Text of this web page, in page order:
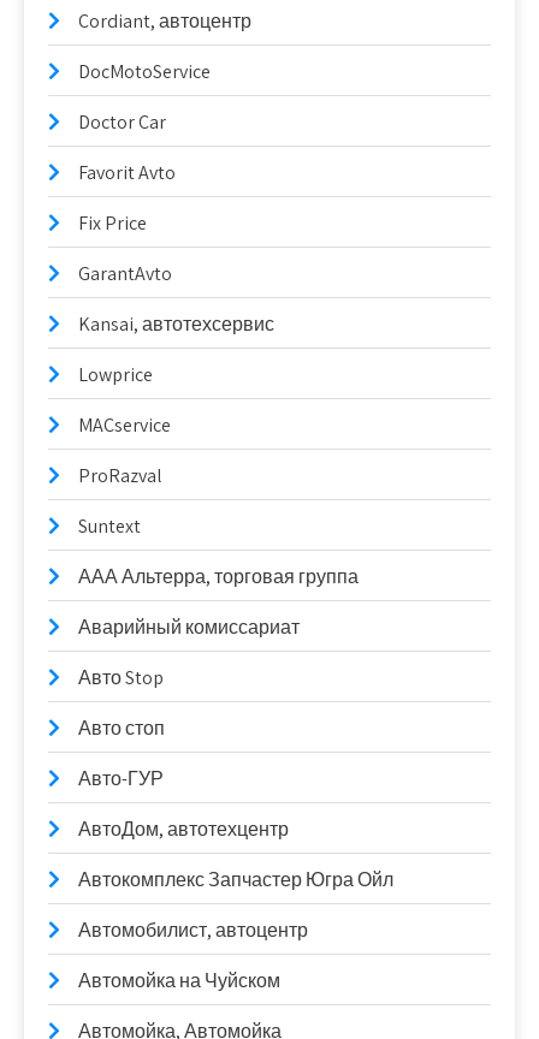
Cordiant, автоцентр
DocMotoService
Doctor Car
Favorit Avto
Fix Price
GarantAvto
Kansai, автотехсервис
Lowprice
MACservice
ProRazval
Suntext
ААА Альтерра, торговая группа
Аварийный комиссариат
Авто Stop
Авто стоп
Авто-ГУР
АвтоДом, автотехцентр
Автокомплекс Запчастер Югра Ойл
Автомобилист, автоцентр
Автомойка на Чуйском
Автомойка, Автомойка